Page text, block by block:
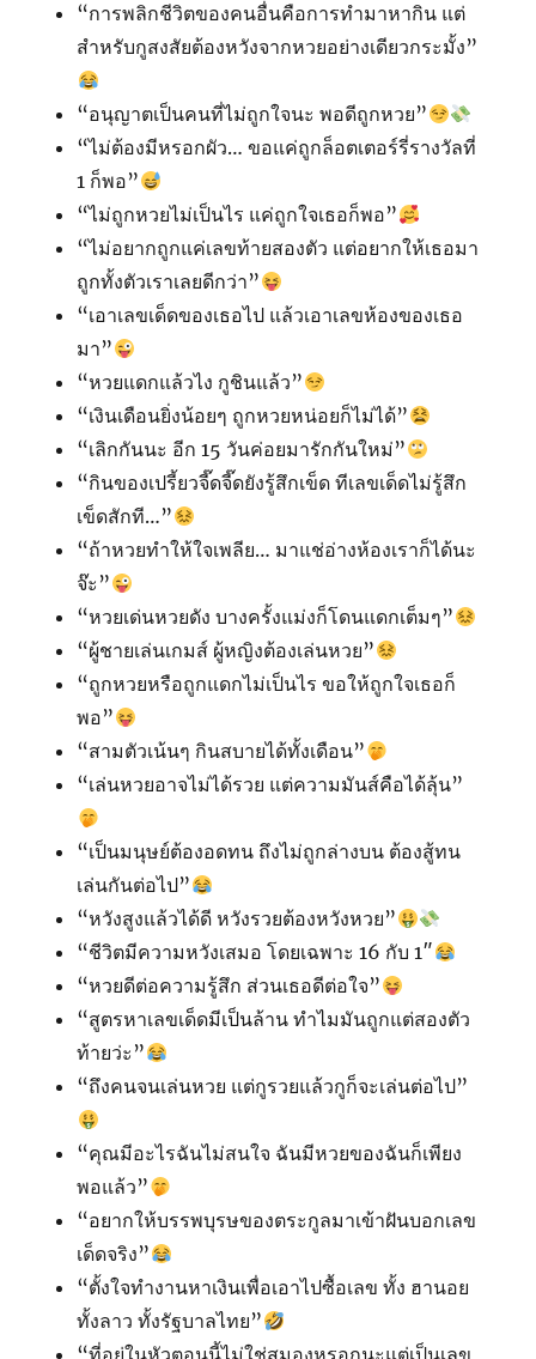
“การพลิกชีวิตของคนอื่นคือการทำมาหากิน แต่
สำหรับกูสงสัยต้องหวังจากหวยอย่างเดียวกระมั้ง”
“อนุญาตเป็นคนที่ไม่ถูกใจนะ พอดีถูกหวย”
“ไม่ต้องมีหรอกผัว… ขอแค่ถูกล็อตเตอร์รี่รางวัลที่
1 ก็พอ”
“ไม่ถูกหวยไม่เป็นไร แค่ถูกใจเธอก็พอ”
“ไม่อยากถูกแค่เลขท้ายสองตัว แต่อยากให้เธอมา
ถูกทั้งตัวเราเลยดีกว่า”
“เอาเลขเด็ดของเธอไป แล้วเอาเลขห้องของเธอ
มา”
“หวยแดกแล้วไง กูชินแล้ว”
“เงินเดือนยิ่งน้อยๆ ถูกหวยหน่อยก็ไม่ได้”
“เลิกกันนะ อีก 15 วันค่อยมารักกันใหม่”
“กินของเปรี้ยวจี๊ดจี๊ดยังรู้สึกเข็ด ทีเลขเด็ดไม่รู้สึก
เข็ดสักที…”
“ถ้าหวยทำให้ใจเพลีย… มาแช่อ่างห้องเราก็ได้นะ
จ๊ะ”
“หวยเด่นหวยดัง บางครั้งแม่งก็โดนแดกเต็มๆ”
“ผู้ชายเล่นเกมส์ ผู้หญิงต้องเล่นหวย”
“ถูกหวยหรือถูกแดกไม่เป็นไร ขอให้ถูกใจเธอก็
พอ”
“สามตัวเน้นๆ กินสบายได้ทั้งเดือน”
“เล่นหวยอาจไม่ได้รวย แต่ความมันส์คือได้ลุ้น”
“เป็นมนุษย์ต้องอดทน ถึงไม่ถูกล่างบน ต้องสู้ทน
เล่นกันต่อไป”
“หวังสูงแล้วได้ดี หวังรวยต้องหวังหวย”
“ชีวิตมีความหวังเสมอ โดยเฉพาะ 16 กับ 1″
“หวยดีต่อความรู้สึก ส่วนเธอดีต่อใจ”
“สูตรหาเลขเด็ดมีเป็นล้าน ทำไมมันถูกแต่สองตัว
ท้ายว่ะ”
“ถึงคนจนเล่นหวย แต่กูรวยแล้วกูก็จะเล่นต่อไป”
“คุณมีอะไรฉันไม่สนใจ ฉันมีหวยของฉันก็เพียง
พอแล้ว”
“อยากให้บรรพบุรษของตระกูลมาเข้าฝันบอกเลข
เด็ดจริง”
“ตั้งใจทำงานหาเงินเพื่อเอาไปซื้อเลข ทั้ง ฮานอย
ทั้งลาว ทั้งรัฐบาลไทย”